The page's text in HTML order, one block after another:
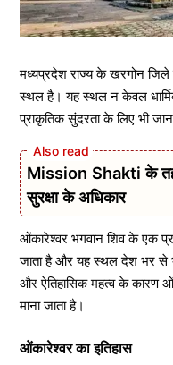
मध्यप्रदेश राज्य के खरगोन जिले
स्थल है। यह स्थल न केवल
प्राकृतिक सुंदरता के लिए भी
Mission Shakti के तहत
सुरक्षा के अधिकार
ओंकारेश्वर भगवान शिव के एक
जाता है और यह स्थल देश भर से
और ऐतिहासिक महत्व के कारण
माना जाता है।
ओंकारेश्वर का इतिहास